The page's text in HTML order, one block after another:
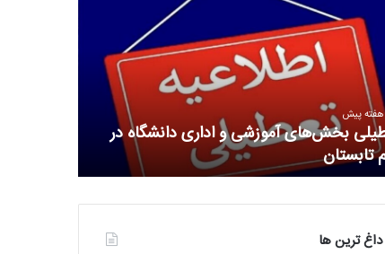
بخش‌های آموزشی و اداری دانشگاه در
تابستان
داغ ترین ها